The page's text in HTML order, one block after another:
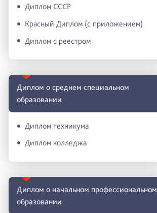
Диплом СССР
Красный Диплом (с приложением)
Диплом с реестром
Диплом о среднем специальном
образовании
Диплом техникума
Диплом колледжа
Диплом о начальном профессиональном
oбразовании